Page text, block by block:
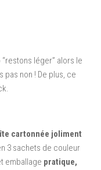
léger” alors le
pas non ! De plus, ce
cartonnée joliment
3 sachets de couleur
emballage pratique,